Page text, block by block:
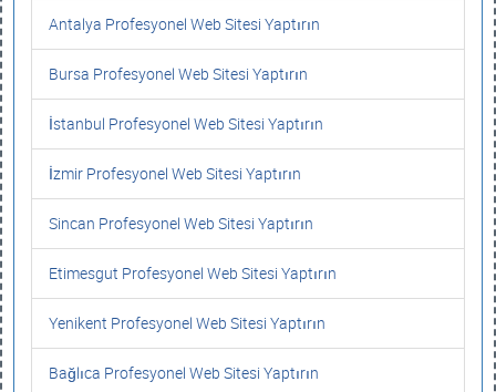
Antalya Profesyonel Web Sitesi Yaptırın
Bursa Profesyonel Web Sitesi Yaptırın
İstanbul Profesyonel Web Sitesi Yaptırın
İzmir Profesyonel Web Sitesi Yaptırın
Sincan Profesyonel Web Sitesi Yaptırın
Etimesgut Profesyonel Web Sitesi Yaptırın
Yenikent Profesyonel Web Sitesi Yaptırın
Bağlıca Profesyonel Web Sitesi Yaptırın